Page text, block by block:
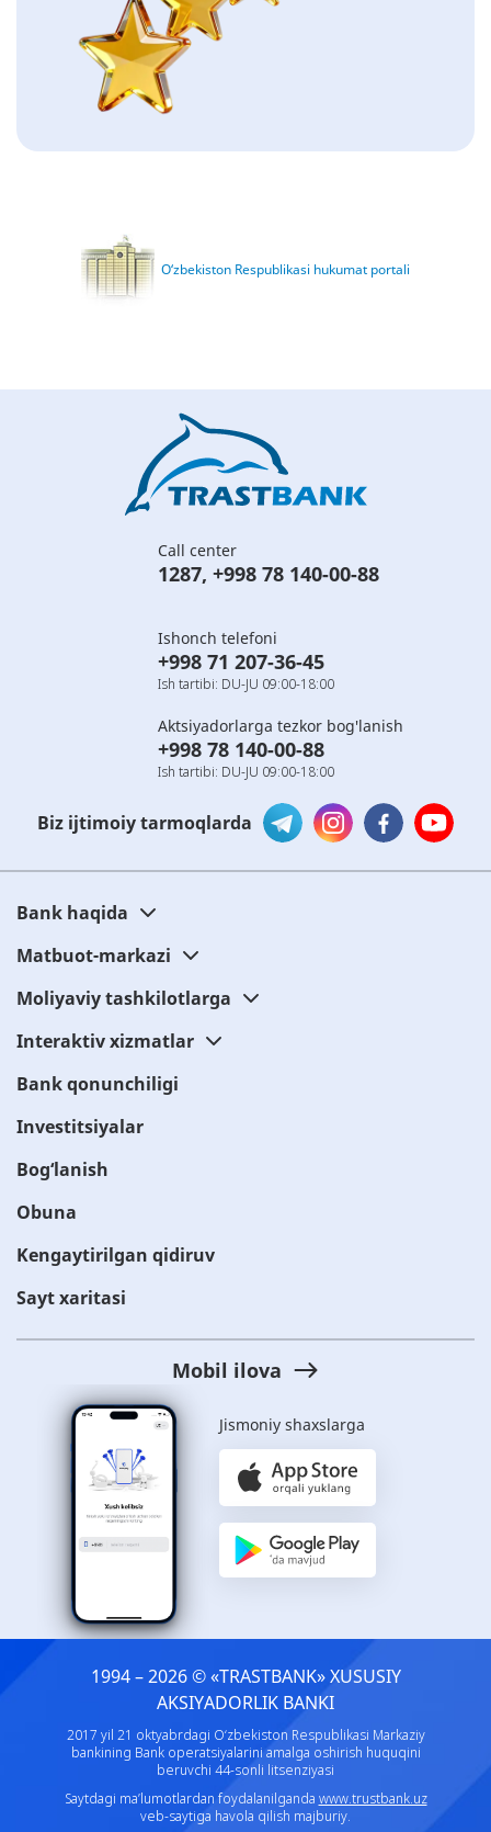
O‘zbekiston Respublikasi hukumat portali
Call center
1287, +998 78 140-00-88
Ishonch telefoni
+998 71 207-36-45
Ish tartibi: DU-JU 09:00-18:00
Aktsiyadorlarga tezkor bog'lanish
+998 78 140-00-88
Ish tartibi: DU-JU 09:00-18:00
Biz ijtimoiy tarmoqlarda
Bank haqida
Matbuot-markazi
Moliyaviy tashkilotlarga
Interaktiv xizmatlar
Bank qonunchiligi
Investitsiyalar
Bog‘lanish
Obuna
Kengaytirilgan qidiruv
Sayt xaritasi
Mobil ilova
Jismoniy shaxslarga
1994 – 2026 © «TRASTBANK» ХUSUSIY
AKSIYADORLIK BANKI
2017 yil 21 oktyabrdagi O‘zbekiston Respublikasi Markaziy
bankining Bank operatsiyalarini amalga oshirish huquqini
beruvchi 44-sonli litsenziyasi
Saytdagi ma’lumotlardan foydalanilganda www.trustbank.uz
veb-saytiga havola qilish majburiy.